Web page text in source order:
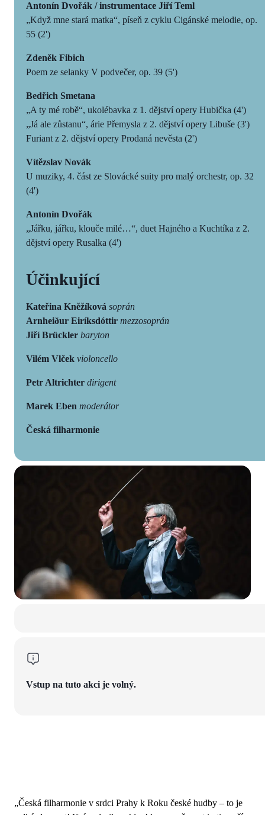
Antonín Dvořák / instrumentace Jiří Teml
„Když mne stará matka“, píseň z cyklu Cigánské melodie, op.
55 (2')
Zdeněk Fibich
Poem ze selanky V podvečer, op. 39 (5')
Bedřich Smetana
„A ty mé robě“, ukolébavka z 1. dějství opery Hubička (4')
„Já ale zůstanu“, árie Přemysla z 2. dějství opery Libuše (3')
Furiant z 2. dějství opery Prodaná nevěsta (2')
Vítězslav Novák
U muziky, 4. část ze Slovácké suity pro malý orchestr, op. 32
(4')
Antonín Dvořák
„Jářku, jářku, klouče milé…“, duet Hajného a Kuchtíka z 2.
dějství opery Rusalka (4')
Účinkující
Kateřina Kněžíková soprán
Arnheiður Eiríksdóttir mezzosoprán
Jiří Brückler baryton
Vilém Vlček violoncello
Petr Altrichter dirigent
Marek Eben moderátor
Česká filharmonie
Vstup na tuto akci je volný.
„Česká filharmonie v srdci Prahy k Roku české hudby – to je